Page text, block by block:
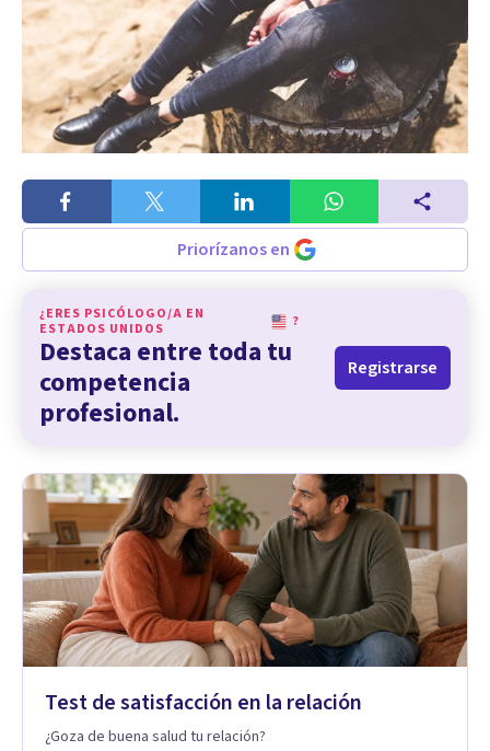
Priorízanos en
¿ERES PSICÓLOGO/A EN
ESTADOS UNIDOS
?
Destaca entre toda tu
competencia
profesional.
Registrarse
Test de satisfacción en la relación
¿Goza de buena salud tu relación?